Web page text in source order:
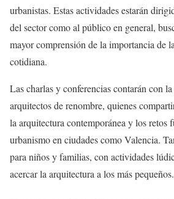
urbanistas. Estas actividades estarán
del sector como al público en general,
mayor comprensión de la importancia de
cotidiana.
Las charlas y conferencias contarán con
arquitectos de renombre, quienes
la arquitectura contemporánea y los retos
urbanismo en ciudades como Valencia.
para niños y familias, con actividades
acercar la arquitectura a los más pequeños.